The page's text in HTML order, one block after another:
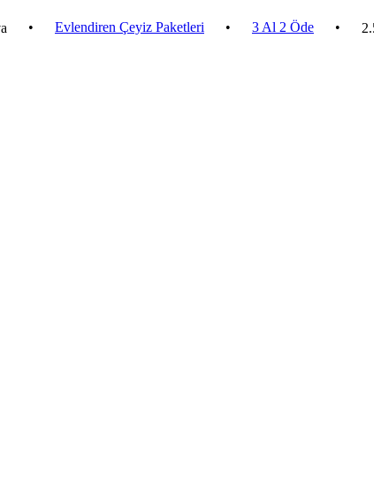
Evlendiren Çeyiz Paketleri • 3 Al 2 Öde •
2.500 ₺